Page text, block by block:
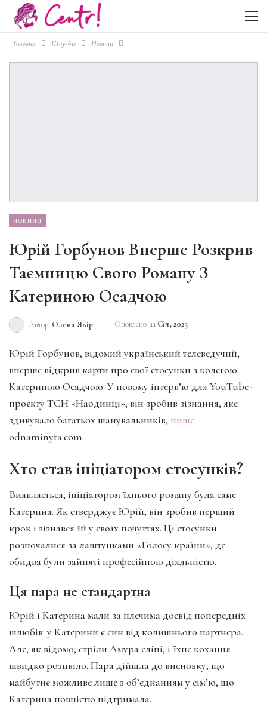
Головна Шоу-біз Новини
НОВИНИ
Юрій Горбунов Вперше Розкрив
Таємницю Свого Роману З
Катериною Осадчою
Автор Олена Явір Оновлено 11 Січ, 2025
Юрій Горбунов, відомий український телеведучий,
вперше відкрив карти про свої стосунки з колегою
Катериною Осадчою. У новому інтерв’ю для YouTube-
проєкту ТСН «Наодинці», він зробив зізнання, яке
здивувало багатьох шанувальників, пише
odnaminyta.com.
Хто став ініціатором стосунків?
Виявляється, ініціатором їхнього роману була саме
Катерина. Як стверджує Юрій, він зробив перший
крок і зізнався їй у своїх почуттях. Ці стосунки
розпочалися за лаштунками «Голосу країни», де
обидва були зайняті професійною діяльністю.
Ця пара не стандартна
Юрій і Катерина мали за плечима досвід попередніх
шлюбів: у Катерини є син від колишнього партнера.
Але, як відомо, стріли Амура сліпі, і їхнє кохання
швидко розцвіло. Пара дійшла до висновку, що
майбутнє можливе лише з об’єднанням у сім’ю, що
Катерина повністю підтримала.